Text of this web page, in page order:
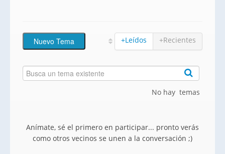
+Leídos +Recientes
No hay temas
Anímate, sé el primero en participar... pronto verás
como otros vecinos se unen a la conversación ;)